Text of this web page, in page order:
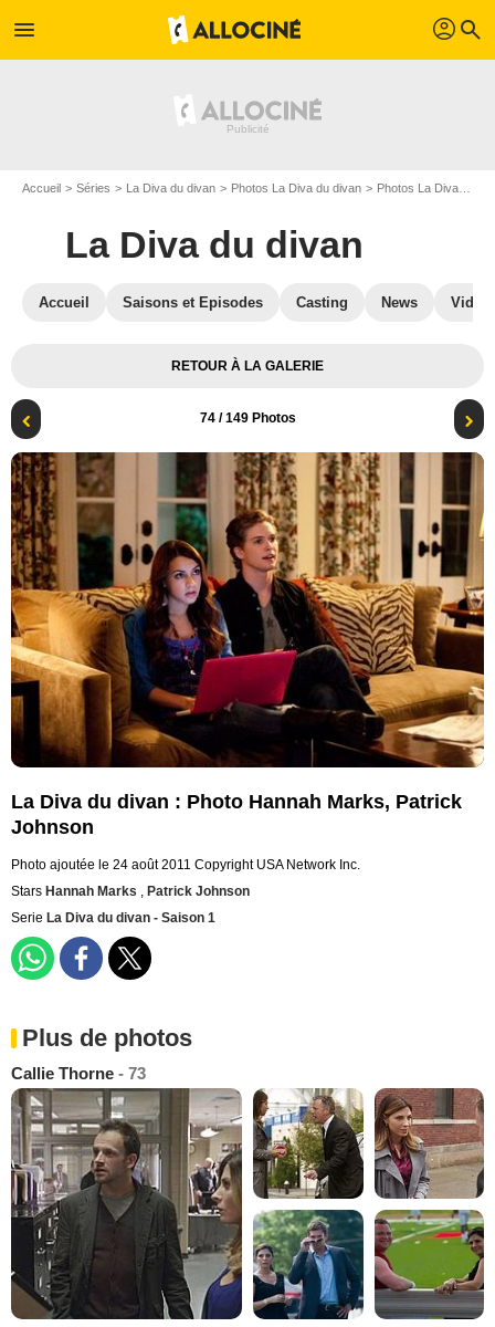
menu profil search
Accueil Séries La Diva du divan Photos La Diva du divan Photos La Diva du divan S01
La Diva du divan
Accueil Saisons et Episodes Casting News
RETOUR À LA GALERIE
74/ 149 Photos
La Diva du divan : Photo Hannah Marks, Patrick
Johnson
Photo ajoutée le 24 août 2011 Copyright USA Network Inc.
Stars Hannah Marks , Patrick Johnson
Serie La Diva du divan - Saison 1
Plus de photos
Callie Thorne - 73